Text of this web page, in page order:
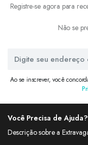
Registre-se agora para
Não se
Ao se inscrever, você
Você Precisa de Ajuda?
Descrição sobre a